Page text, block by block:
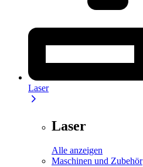
Laser
Laser
Alle anzeigen
Maschinen und Zubehör